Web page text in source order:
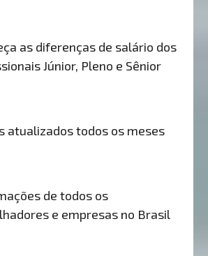
as diferenças de salário dos
Júnior, Pleno e Sênior
atualizados todos os meses
de todos os
e empresas no Brasil